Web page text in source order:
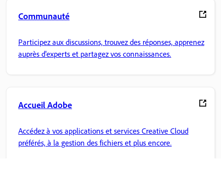
Communauté
Participez aux discussions, trouvez des réponses, apprenez
auprès d'experts et partagez vos connaissances.
Accueil Adobe
Accédez à vos applications et services Creative Cloud
préférés, à la gestion des fichiers et plus encore.